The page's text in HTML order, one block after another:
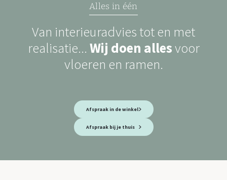
Alles in één
Van interieuradvies tot en met
realisatie... Wij doen allesvoor
vloeren en ramen.
Afspraak in de winkel
Afspraak bij je thuis